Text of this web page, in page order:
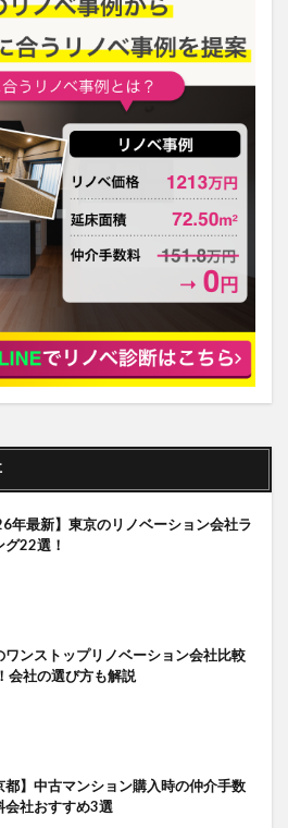
年最新】東京のリノベーション会社ラ
グ22選！
ワンストップリノベーション会社比較
会社の選び方も解説
都】中古マンション購入時の仲介手数
会社おすすめ3選